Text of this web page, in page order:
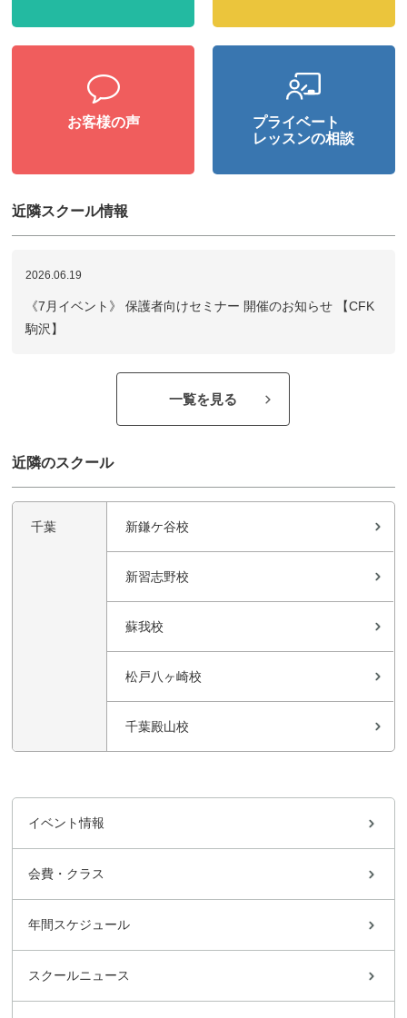
お客様の声
プライベート
レッスンの相談
近隣スクール情報
2026.06.19
《7月イベント》 保護者向けセミナー 開催のお知らせ 【CFK
駒沢】
一覧を見る
近隣のスクール
千葉 新鎌ケ谷校
新習志野校
蘇我校
松戸八ヶ崎校
千葉殿山校
イベント情報
会費・クラス
年間スケジュール
スクールニュース